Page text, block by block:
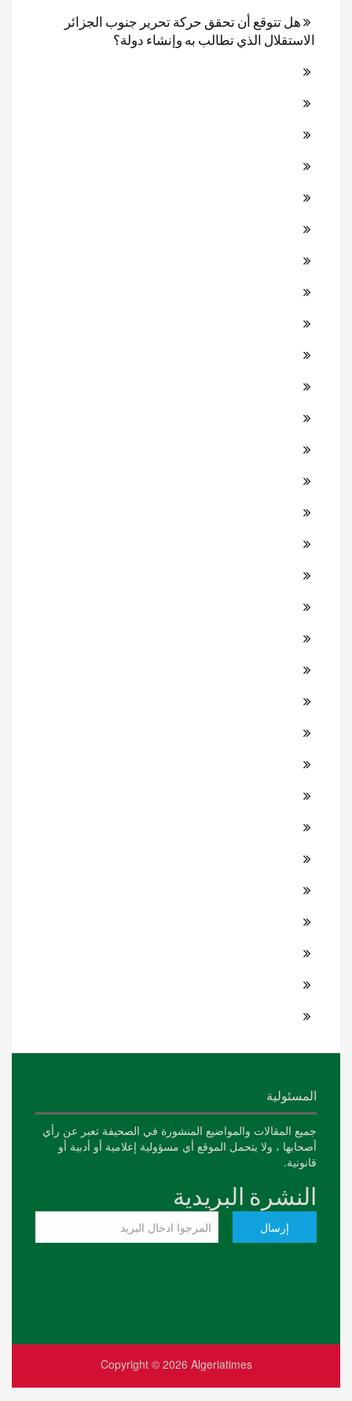
هل تتوقع أن تحقق حركة تحرير جنوب الجزائر
الاستقلال الذي تطالب به وإنشاء دولة؟
المسئولية
جميع المقالات والمواضيع المنشورة في الصحيفة تعبر عن رأي
أصحابها ، ولا يتحمل الموقع أي مسؤولية إعلامية أو أدبية أو
قانونية.
النشرة البريدية
Copyright © 2026 Algeriatimes